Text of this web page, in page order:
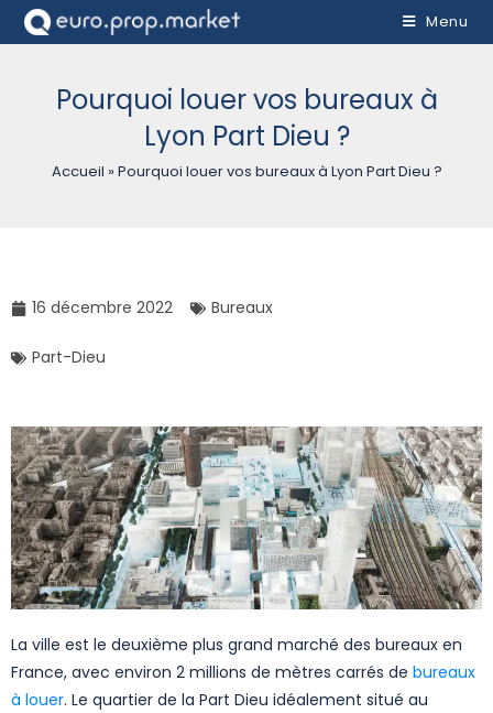
Menu
Pourquoi louer vos bureaux à
Lyon Part Dieu ?
Accueil »Pourquoi louer vos bureaux à Lyon Part Dieu ?
16 décembre 2022 Bureaux
Part-Dieu
La ville est le deuxième plus grand marché des bureaux en
France, avec environ 2 millions de mètres carrés de bureaux
à louer. Le quartier de la Part Dieu idéalement situé au